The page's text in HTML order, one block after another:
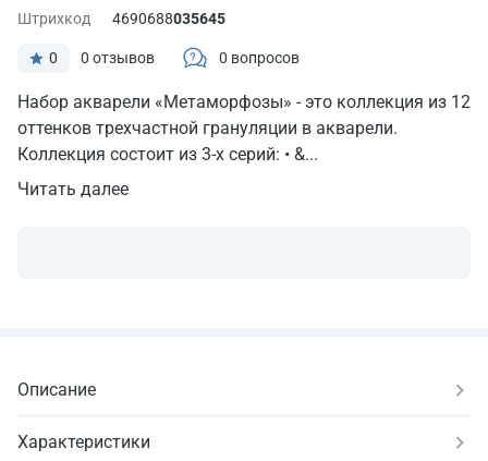
0 0 отзывов 0 вопросов
Штрихкод 4690688035645
Набор акварели «Метаморфозы» - это коллекция из 12
оттенков трехчастной грануляции в акварели.
Коллекция состоит из 3-х серий: • &...
Читать далее
Описание
Характеристики